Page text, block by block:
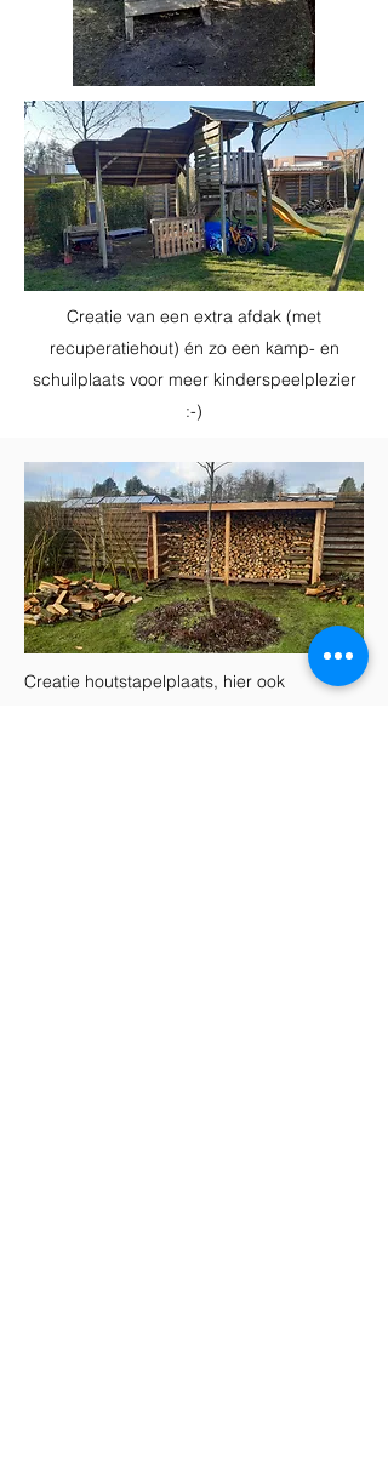
Creatie van een extra afdak (met
recuperatiehout) én zo een kamp- en
schuilplaats voor meer kinderspeelplezier
:-)
Creatie houtstapelplaats, hier ook